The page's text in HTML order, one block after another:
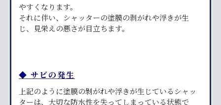
やすくなります。
それに伴い、シャッターの塗膜の剥がれや浮きが生
じ、見栄えの悪さが目立ちます。
◆ サビの発生
上記のように塗膜の剝がれや浮きが生じているシャッ
ターは、大切な防水性を失ってしまっている状態で